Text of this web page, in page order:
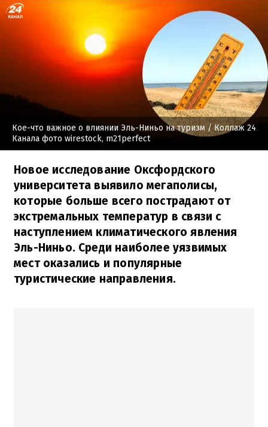
Кое-что важное о влиянии Эль-Ниньо на туризм/ Коллаж 24
Канала фото wirestock, m21perfect
Новое исследование Оксфордского
университета выявило мегаполисы,
которые больше всего пострадают от
экстремальных температур в связи с
наступлением климатического явления
Эль-Ниньо. Среди наиболее уязвимых
мест оказались и популярные
туристические направления.